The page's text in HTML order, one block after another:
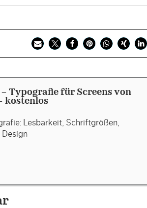
- Typografie für Screens von
kostenlos
Lesbarkeit, Schriftgrößen,